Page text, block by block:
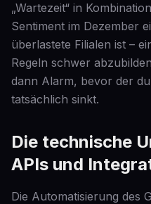
„Wartezeit“ in
Sentiment im Dezember
überlastete Filialen ist –
Regeln schwer
dann Alarm, bevor der
tatsächlich sinkt.
Die technische
APIs und
Die Automatisierung des